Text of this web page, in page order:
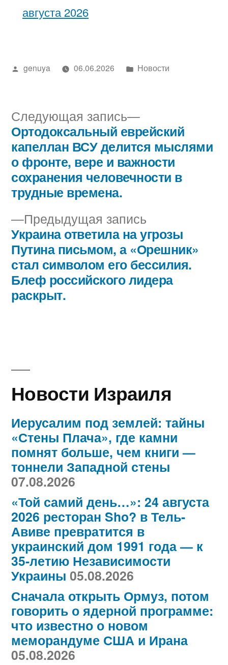
августа 2026
Написано
genuya 06.06.2026
Написано
Новости
Навигация
по
записям
Предыдущая запись
запись:
Украина ответила на угрозы
Путина письмом, а «Орешник»
стал символом его бессилия.
Блеф российского лидера
раскрыт.
Следующая запись
Следующая
запись:
Ортодоксальный еврейский
капеллан ВСУ делится мыслями
о фронте, вере и важности
сохранения человечности в
трудные времена.
Новости Израиля
Иерусалим под землей: тайны
«Стены Плача», где камни
помнят больше, чем книги —
тоннели Западной стены
07.08.2026
«Той самий день…»: 24 августа
2026 ресторан Sho? в Тель-
Авиве превратится в
украинский дом 1991 года — к
35-летию Независимости
Украины 05.08.2026
Сначала открыть Ормуз, потом
говорить о ядерной программе:
что известно о новом
меморандуме США и Ирана
05.08.2026